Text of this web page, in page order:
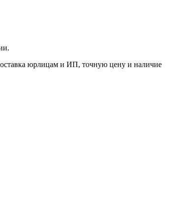
юрлицам и ИП, точную цену и наличие